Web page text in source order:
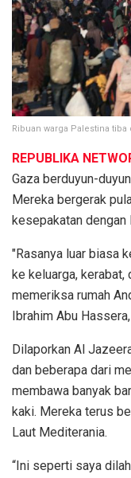
Ribuan warga Palestina tiba
REPUBLIKA
Gaza berduyun-
Mereka bergerak
kesepakatan dengan
"Rasanya luar biasa
ke keluarga, kerabat,
memeriksa rumah
Ibrahim Abu
Dilaporkan Al
dan beberapa dari
membawa banyak
kaki. Mereka terus
Laut Mediterania.
“Ini seperti saya